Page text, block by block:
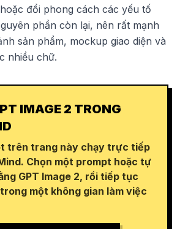
đổi phong cách các yếu tố
phần còn lại, nên rất mạnh
sản phẩm, mockup giao diện và
nhiều chữ.
IMAGE 2 TRONG
trên trang này chạy trực tiếp
Chọn một prompt hoặc tự
GPT Image 2, rồi tiếp tục
một không gian làm việc